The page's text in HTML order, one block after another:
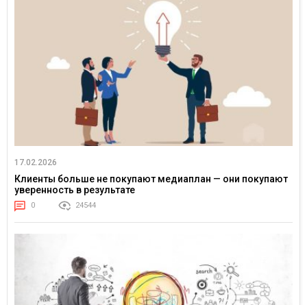
17.02.2026
Клиенты больше не покупают медиаплан — они покупают
уверенность в результате
0 24544